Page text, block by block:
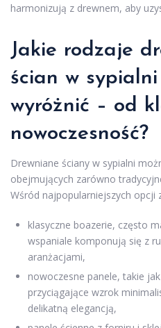
harmonizują z drewnem, aby
Jakie rodzaje
ścian w
wyróżnić – od
nowoczesność?
Drewniane ściany w sypialni
obejmujących zarówno
Wśród najpopularniejszych opcji
klasyczne boazerie, często
wspaniale komponują się z
aranżacjami,
nowoczesne panele, takie
przyciągające wzrok
delikatną elegancją,